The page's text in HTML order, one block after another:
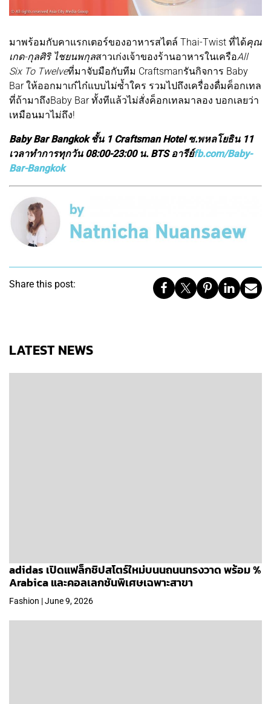
มาพร้อมกับคาแรกเตอร์ของอาหารสไตล์ Thai-Twist ที่ได้คุณ
เกด-กุลศิริ ไชยนพกุลสาวเก่งเจ้าของร้านอาหารในเครือAll
Six To Twelveที่มาจับมือกับทีม Craftsmanรันกิจการ Baby
Bar ให้ออกมาเก๋ไก๋แบบไม่ซ้ำใคร รวมไปถึงเครื่องดื่มค็อกเทล
ที่ถ้ามาถึงBaby Bar ทั้งทีแล้วไม่สั่งค็อกเทลมาลอง บอกเลยว่า
เหมือนมาไม่ถึง!
Baby Bar Bangkok ชั้น 1 Craftsman Hotel ซ.พหลโยธิน 11
เวลาทำการทุกวัน 08:00-23:00 น. BTS อารีย์fb.com/Baby-
Bar-Bangkok
Share this post:
LATEST NEWS
adidas เปิดแฟล็กชิปสโตร์ใหม่บนนถนนทรงวาด พร้อม %
Arabica และคอลเลกชันพิเศษเฉพาะสาขา
Fashion | June 9, 2026